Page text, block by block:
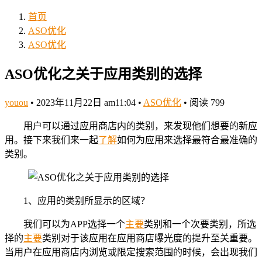
首页
ASO优化
ASO优化
ASO优化之关于应用类别的选择
youou • 2023年11月22日 am11:04 • ASO优化 • 阅读 799
用户可以通过应用商店内的类别，来发现他们想要的新应
用。接下来我们来一起了解如何为应用来选择最符合最准确的
类别。
1、应用的类别所显示的区域？
我们可以为APP选择一个主要类别和一个次要类别，所选
择的主要类别对于该应用在应用商店曝光度的提升至关重要。
当用户在应用商店内浏览或限定搜索范围的时候，会出现我们